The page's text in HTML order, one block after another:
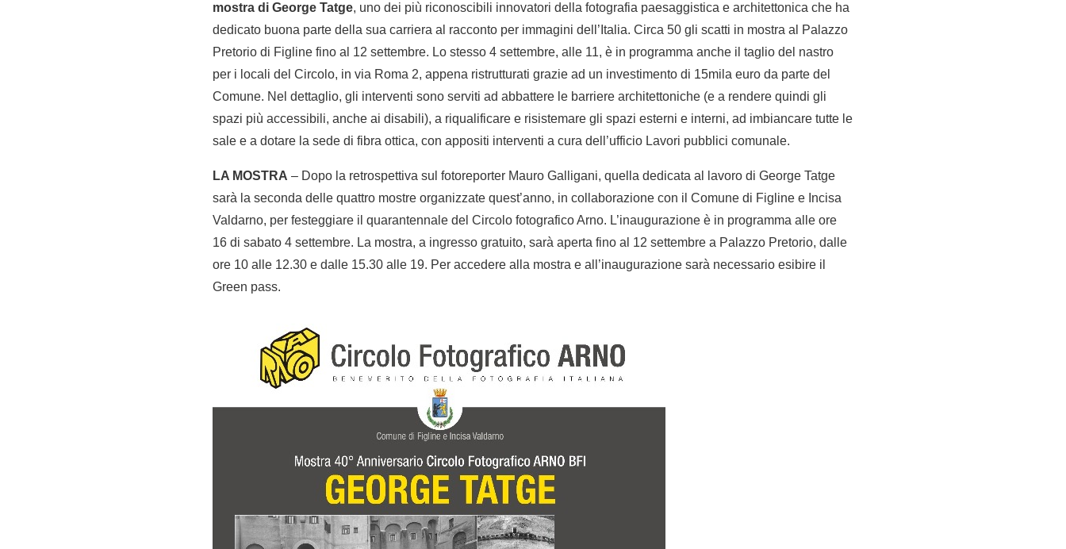
mostra di George Tatge, uno dei più riconoscibili innovatori della fotografia paesaggistica e architettonica che ha
dedicato buona parte della sua carriera al racconto per immagini dell’Italia. Circa 50 gli scatti in mostra al Palazzo
Pretorio di Figline fino al 12 settembre. Lo stesso 4 settembre, alle 11, è in programma anche il taglio del nastro
per i locali del Circolo, in via Roma 2, appena ristrutturati grazie ad un investimento di 15mila euro da parte del
Comune. Nel dettaglio, gli interventi sono serviti ad abbattere le barriere architettoniche (e a rendere quindi gli
spazi più accessibili, anche ai disabili), a riqualificare e risistemare gli spazi esterni e interni, ad imbiancare tutte le
sale e a dotare la sede di fibra ottica, con appositi interventi a cura dell’ufficio Lavori pubblici comunale.
LA MOSTRA – Dopo la retrospettiva sul fotoreporter Mauro Galligani, quella dedicata al lavoro di George Tatge
sarà la seconda delle quattro mostre organizzate quest’anno, in collaborazione con il Comune di Figline e Incisa
Valdarno, per festeggiare il quarantennale del Circolo fotografico Arno. L’inaugurazione è in programma alle ore
16 di sabato 4 settembre. La mostra, a ingresso gratuito, sarà aperta fino al 12 settembre a Palazzo Pretorio, dalle
ore 10 alle 12.30 e dalle 15.30 alle 19. Per accedere alla mostra e all’inaugurazione sarà necessario esibire il
Green pass.